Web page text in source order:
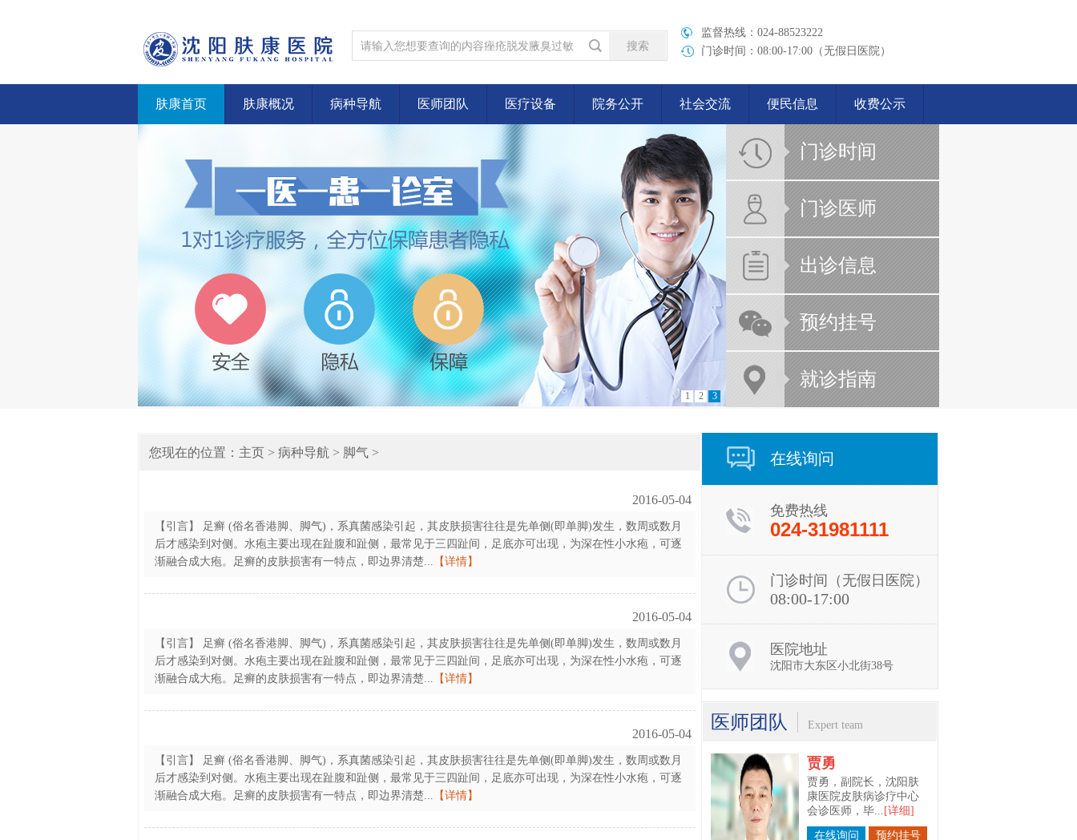
监督热线：024-88523222
门诊时间：08:00-17:00（无假日医院）
肤康首页 肤康概况 病种导航 医师团队 医疗设备 院务公开 社会交流 便民信息 收费公示
1 2 3
门诊时间
门诊医师
出诊信息
预约挂号
就诊指南
您现在的位置： 主页 > 病种导航 > 脚气 >
2016-05-04
【引言】 足癣 (俗名香港脚、脚气)，系真菌感染引起，其皮肤损害往往是先单侧(即单脚)发生，数周或数月
后才感染到对侧。水疱主要出现在趾腹和趾侧，最常见于三四趾间，足底亦可出现，为深在性小水疱，可逐
渐融合成大疱。足癣的皮肤损害有一特点，即边界清楚... 【详情】
2016-05-04
【引言】 足癣 (俗名香港脚、脚气)，系真菌感染引起，其皮肤损害往往是先单侧(即单脚)发生，数周或数月
后才感染到对侧。水疱主要出现在趾腹和趾侧，最常见于三四趾间，足底亦可出现，为深在性小水疱，可逐
渐融合成大疱。足癣的皮肤损害有一特点，即边界清楚... 【详情】
2016-05-04
【引言】 足癣 (俗名香港脚、脚气)，系真菌感染引起，其皮肤损害往往是先单侧(即单脚)发生，数周或数月
后才感染到对侧。水疱主要出现在趾腹和趾侧，最常见于三四趾间，足底亦可出现，为深在性小水疱，可逐
渐融合成大疱。足癣的皮肤损害有一特点，即边界清楚... 【详情】
在线询问
免费热线
024-31981111
门诊时间（无假日医院）
08:00-17:00
医院地址
沈阳市大东区小北街38号
医师团队 Expert team
贾勇
贾勇，副院长，沈阳肤
会诊医师，毕...[详细]
在线询问
王璐
王璐，副主任医师。从
事临床工作30余年，擅
长治疗各种常...[详细]